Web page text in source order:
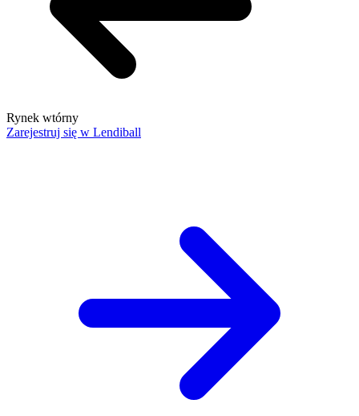
Rynek wtórny
Zarejestruj się w Lendiball